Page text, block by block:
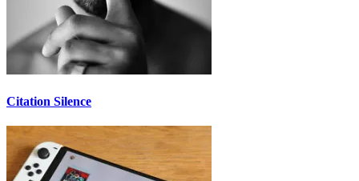
Citation Silence